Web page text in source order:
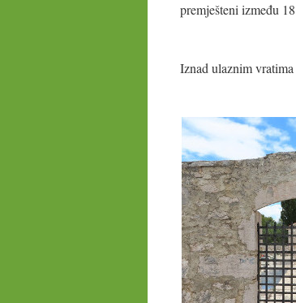
premješteni između
Iznad ulaznim